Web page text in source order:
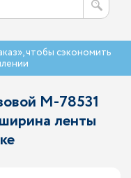
чтобы сэкономить
M-78531
ленты